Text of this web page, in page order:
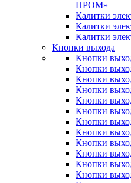
ПРОМ»
Калитки
Калитки
Калитки
Кнопки выхода
Кнопки
Кнопки
Кнопки
Кнопки
Кнопки
Кнопки
Кнопки
Кнопки
Кнопки
Кнопки
Кнопки
Кнопки